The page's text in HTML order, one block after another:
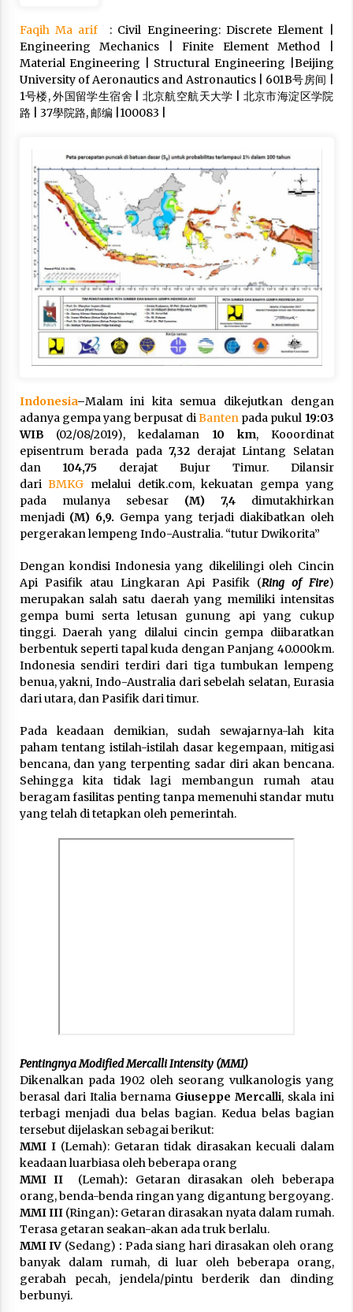
Gelar Penyuluhan Optimalisasi Pajak Daerah di
Kota Tangerang
April 24, 2026
Jemaah Haji Indonesia Mulai Berangkat
Melalui Makkah Route, Layanan Kian Mudah
dan Terintegrasi
Dilema Perang AS-Israel VS Iran: Menang
Kekuatan Tempur, Kalah dalam Strategi
April 22, 2026
Laporan Aljazeera.net, Fasilitas Nuklir Iran
antara Pegawasan dan Pembongkaran : Apa
saja Skenario yang Mungkin Terjadi ?
February 7, 2026
Kalkulasi Dampak ‘’Serangan Militer’’ AS ke
Iran dan Penolakan Arab Saudi
February 6, 2026
Faqih Ma arif
: Civil Engineering: Discrete Element |
Engineering Mechanics | Finite Element Method |
Material Engineering | Structural Engineering |Beijing
University of Aeronautics and Astronautics | 601B号房间 |
1号楼, 外国留学生宿舍 | 北京航空航天大学 | 北京市海淀区学院
路 | 37學院路, 邮编 |100083 |
Indonesia–Malam ini kita semua dikejutkan dengan
adanya gempa yang berpusat diBantenpada pukul 19:03
WIB (02/08/2019), kedalaman 10 km, Kooordinat
episentrum berada pada 7,32 derajat Lintang Selatan
dan104,75 derajat Bujur Timur. Dilansir
dariBMKG melalui detik.com, kekuatan gempa yang
pada mulanya sebesar (M) 7,4dimutakhirkan
menjadi (M) 6,9. Gempa yang terjadi diakibatkan oleh
pergerakan lempeng Indo-Australia. “tutur Dwikorita”
Dengan kondisi Indonesia yang dikelilingi oleh Cincin
Api Pasifik atau Lingkaran Api Pasifik (Ring of Fire)
merupakan salah satu daerah yang memiliki intensitas
gempa bumi serta letusan gunung api yang cukup
tinggi. Daerah yang dilalui cincin gempa diibaratkan
berbentuk seperti tapal kuda dengan Panjang 40.000km.
Indonesia sendiri terdiri dari tiga tumbukan lempeng
benua, yakni, Indo-Australia dari sebelah selatan, Eurasia
dari utara, dan Pasifik dari timur.
Pada keadaan demikian, sudah sewajarnya-lah kita
paham tentang istilah-istilah dasar kegempaan, mitigasi
bencana, dan yang terpenting sadar diri akan bencana.
Sehingga kita tidak lagi membangun rumah atau
beragam fasilitas penting tanpa memenuhi standar mutu
yang telah di tetapkan oleh pemerintah.
Pentingnya Modified Mercalli Intensity (MMI)
Dikenalkan pada 1902 oleh seorang vulkanologis yang
berasal dari Italia bernama Giuseppe Mercalli, skala ini
terbagi menjadi dua belas bagian. Kedua belas bagian
tersebut dijelaskan sebagai berikut:
MMI I(Lemah): Getaran tidak dirasakan kecuali dalam
keadaan luarbiasa oleh beberapa orang
MMI II (Lemah): Getaran dirasakan oleh beberapa
orang, benda-benda ringan yang digantung bergoyang.
MMI III (Ringan): Getaran dirasakan nyata dalam rumah.
Terasa getaran seakan-akan ada truk berlalu.
MMI IV (Sedang) : Pada siang hari dirasakan oleh orang
banyak dalam rumah, di luar oleh beberapa orang,
gerabah pecah, jendela/pintu berderik dan dinding
berbunyi.